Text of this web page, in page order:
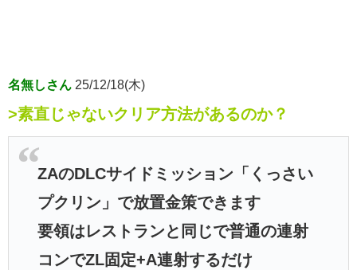
名無しさん 25/12/18(木)
>素直じゃないクリア方法があるのか？
ZAのDLCサイドミッション「くっさい
プクリン」で放置金策できます
要領はレストランと同じで普通の連射
コンでZL固定+A連射するだけ